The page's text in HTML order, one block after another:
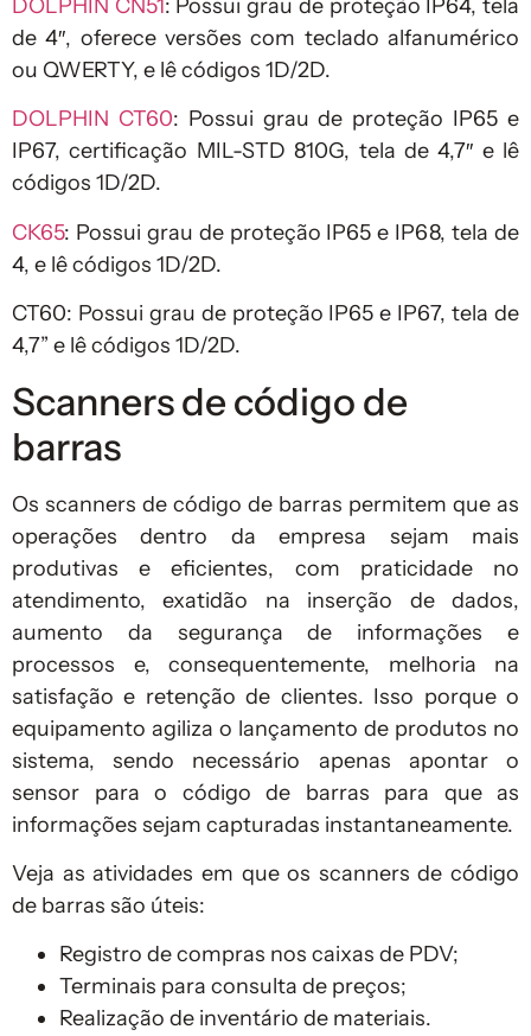
DOLPHIN CN51: Possui grau de proteção IP64, tela
de 4″, oferece versões com teclado alfanumérico
ou QWERTY, e lê códigos 1D/2D.
DOLPHIN CT60: Possui grau de proteção IP65 e
IP67, certificação MIL-STD 810G, tela de 4,7″ e lê
códigos 1D/2D.
CK65: Possui grau de proteção IP65 e IP68, tela de
4, e lê códigos 1D/2D.
CT60: Possui grau de proteção IP65 e IP67, tela de
4,7” e lê códigos 1D/2D.
Scanners de código de
barras
Os scanners de código de barras permitem que as
operações dentro da empresa sejam mais
produtivas e eficientes, com praticidade no
atendimento, exatidão na inserção de dados,
aumento da segurança de informações e
processos e, consequentemente, melhoria na
satisfação e retenção de clientes. Isso porque o
equipamento agiliza o lançamento de produtos no
sistema, sendo necessário apenas apontar o
sensor para o código de barras para que as
informações sejam capturadas instantaneamente.
Veja as atividades em que os scanners de código
de barras são úteis:
Registro de compras nos caixas de PDV;
Terminais para consulta de preços;
Realização de inventário de materiais.